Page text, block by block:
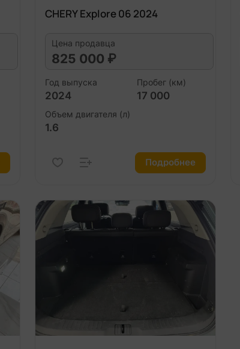
CHERY Explore 06 2024
Цена продавца
825 000 ₽
Год выпуска
2024
Пробег (км)
17 000
Объем двигателя (л)
1.6
Подробнее